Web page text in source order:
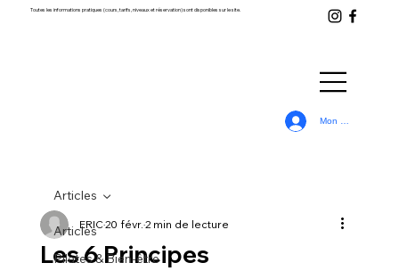
Toutes les informations pratiques (cours, tarifs, niveaux et réservation) sont disponibles sur le site.
Mon Compte
Articles
Pilates & Bien-être
Articles
Les 6 Principes
ERIC20 févr.2 min de lecture